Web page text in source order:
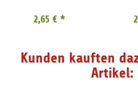
2,65 € *
Kunden kauften
Artikel: